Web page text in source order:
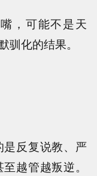
，可能不是天
化的结果。
反复说教、严
越管越叛逆。